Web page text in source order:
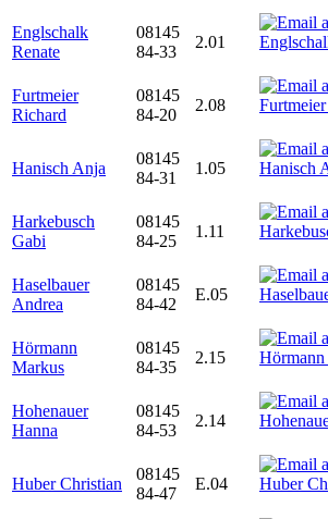
Englschalk
Renate
08145
84-33
2.01
Furtmeier
Richard
08145
84-20
2.08
Hanisch Anja
08145
84-31
1.05
Harkebusch
Gabi
08145
84-25
1.11
Haselbauer
Andrea
08145
84-42
E.05
Hörmann
Markus
08145
84-35
2.15
Hohenauer
Hanna
08145
84-53
2.14
Huber Christian
08145
84-47
E.04